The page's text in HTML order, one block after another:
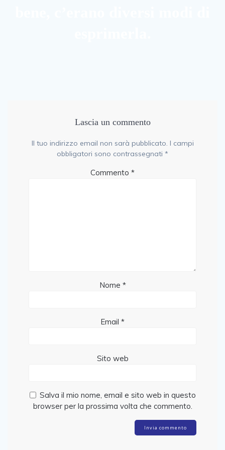
Lascia un commento
Il tuo indirizzo email non sarà pubblicato. I campi
obbligatori sono contrassegnati *
Commento *
Nome *
Email *
Sito web
Salva il mio nome, email e sito web in questo
browser per la prossima volta che commento.